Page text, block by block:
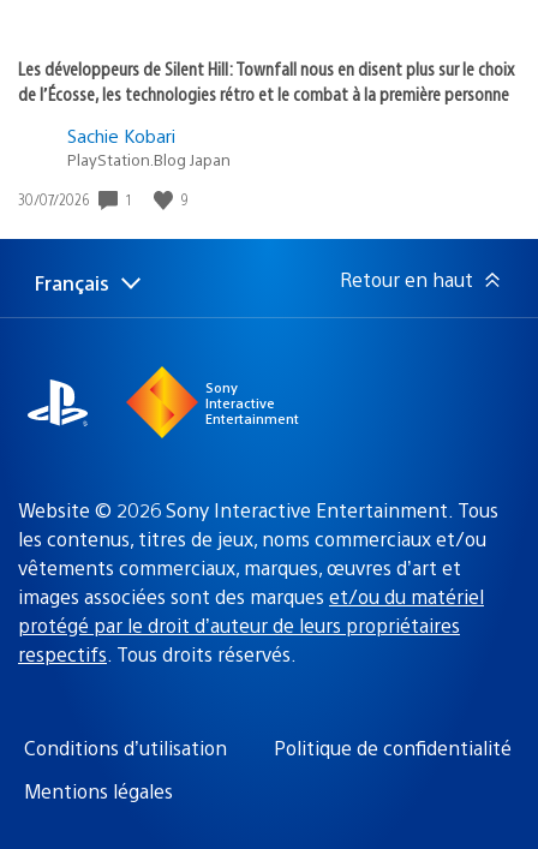
Les développeurs de Silent Hill: Townfall nous en disent plus sur le choix
de l’Écosse, les technologies rétro et le combat à la première personne
Sachie Kobari
PlayStation.Blog Japan
Date
publication
30/07/2026 1 9
Choisir
une
Région
actuelle
Français Retour en haut
Sony
Interactive
Entertainment
Website © 2026 Sony Interactive Entertainment. Tous
les contenus, titres de jeux, noms commerciaux et/ou
vêtements commerciaux, marques, œuvres d’art et
images associées sont des marques et/ou du matériel
protégé par le droit d’auteur de leurs propriétaires
respectifs. Tous droits réservés.
Conditions d’utilisation
Politique de confidentialité
Mentions légales